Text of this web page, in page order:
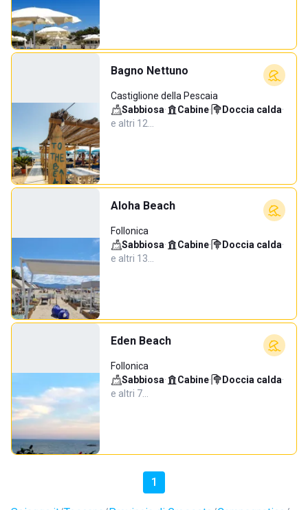
Bagno Nettuno
Castiglione della Pescaia
Sabbiosa· Cabine· Doccia calda·
e altri 12…
Aloha Beach
Follonica
Sabbiosa· Cabine· Doccia calda·
e altri 13…
Eden Beach
Follonica
Sabbiosa· Cabine· Doccia calda·
e altri 7…
1